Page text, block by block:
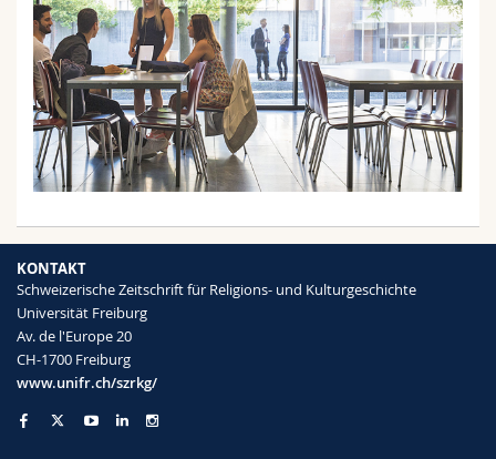
Interfakultär
Doktorierende
Vorlesungsverzeichnis
MyUnifr
KONTAKT
Schweizerische Zeitschrift für Religions- und Kulturgeschichte
Universität Freiburg
Av. de l'Europe 20
CH-1700 Freiburg
www.unifr.ch/szrkg/